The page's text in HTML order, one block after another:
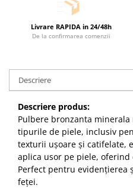
Livrare RAPIDA in 24/48h
De la confirmarea comenzii
Descriere
Descriere produs:
Pulbere bronzanta
tipurile de piele, inclusiv
texturii ușoare și catifelate,
aplica usor pe piele,
Perfect pentru evidențierea
feței.